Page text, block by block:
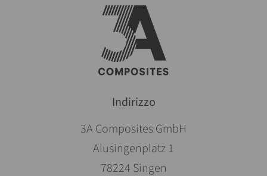
Indirizzo
3A Composites GmbH
Alusingenplatz 1
78224 Singen